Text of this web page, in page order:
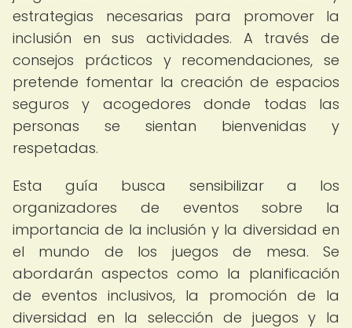
estrategias necesarias para promover la
inclusión en sus actividades. A través de
consejos prácticos y recomendaciones, se
pretende fomentar la creación de espacios
seguros y acogedores donde todas las
personas se sientan bienvenidas y
respetadas.
Esta guía busca sensibilizar a los
organizadores de eventos sobre la
importancia de la inclusión y la diversidad en
el mundo de los juegos de mesa. Se
abordarán aspectos como la planificación
de eventos inclusivos, la promoción de la
diversidad en la selección de juegos y la